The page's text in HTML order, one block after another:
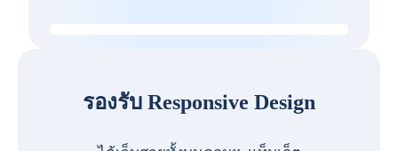
รองรับ Responsive Design